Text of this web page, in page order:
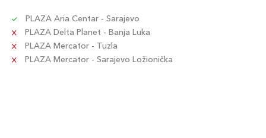
PLAZA Aria Centar - Sarajevo
PLAZA Delta Planet - Banja Luka
PLAZA Mercator - Tuzla
PLAZA Mercator - Sarajevo Ložionička